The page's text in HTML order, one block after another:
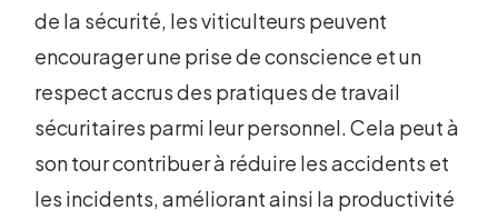
de la sécurité, les viticulteurs peuvent
encourager une prise de conscience et un
respect accrus des pratiques de travail
sécuritaires parmi leur personnel. Cela peut à
son tour contribuer à réduire les accidents et
les incidents, améliorant ainsi la productivité